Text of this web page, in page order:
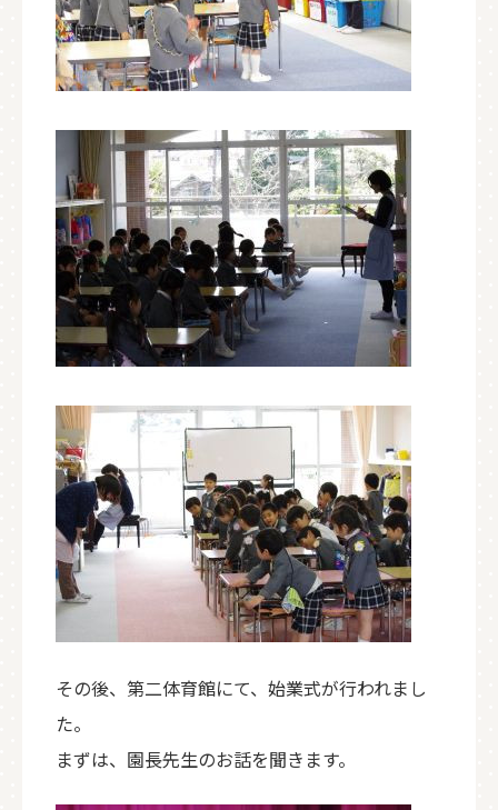
その後、第二体育館にて、始業式が行われまし
た。
まずは、園長先生のお話を聞きます。